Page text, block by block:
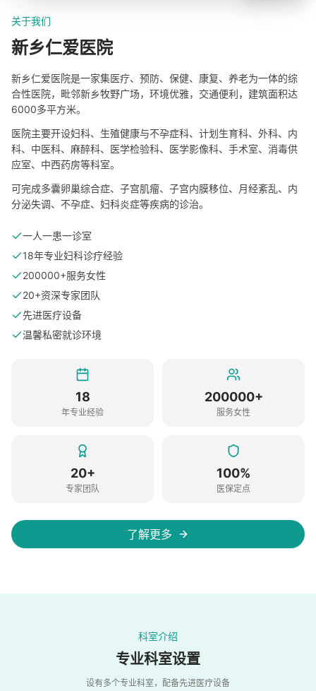
关于我们
新乡仁爱医院
新乡仁爱医院是一家集医疗、预防、保健、康复、养老为一体的综
合性医院，毗邻新乡牧野广场，环境优雅，交通便利，建筑面积达
6000多平方米。
医院主要开设妇科、生殖健康与不孕症科、计划生育科、外科、内
科、中医科、麻醉科、医学检验科、医学影像科、手术室、消毒供
应室、中西药房等科室。
可完成多囊卵巢综合症、子宫肌瘤、子宫内膜移位、月经紊乱、内
分泌失调、不孕症、妇科炎症等疾病的诊治。
一人一患一诊室
18年专业妇科诊疗经验
200000+服务女性
20+资深专家团队
先进医疗设备
温馨私密就诊环境
18
年专业经验
200000+
服务女性
20+
专家团队
100%
医保定点
了解更多
科室介绍
专业科室设置
设有多个专业科室，配备先进医疗设备